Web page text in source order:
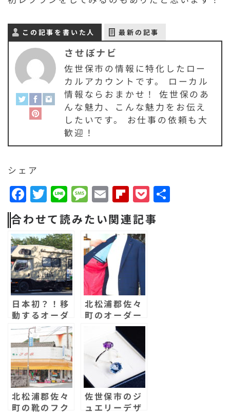
この記事を書いた人 最新の記事
させぼナビ
佐世保市の情報に特化したロー
カルアカウントです。 ローカル
情報ならおまかせ！ 佐世保のあ
んな魅力、こんな魅力をお伝え
したいです。 お仕事の依頼も大
歓迎！
シェア
F
a
c
e
b
o
o
k
T
w
it
t
e
r
Li
n
e
M
e
s
s
a
g
e
E
m
a
il
F
li
p
b
o
a
r
d
P
o
c
合わせて読みたい関連記事
日本初？！移
動するオーダ
ーメイドスー
ツ屋さん！
「レクラン」
が新オープ
ン！
北松浦郡佐々
町のオーダー
メイドスーツ
屋レクランへ
行ってきた！
オーダーメイ
ドで5万円と
いう破格の安
さ！
北松浦郡佐々
町の靴のフク
佐世保市のジ
ュエリーデザ